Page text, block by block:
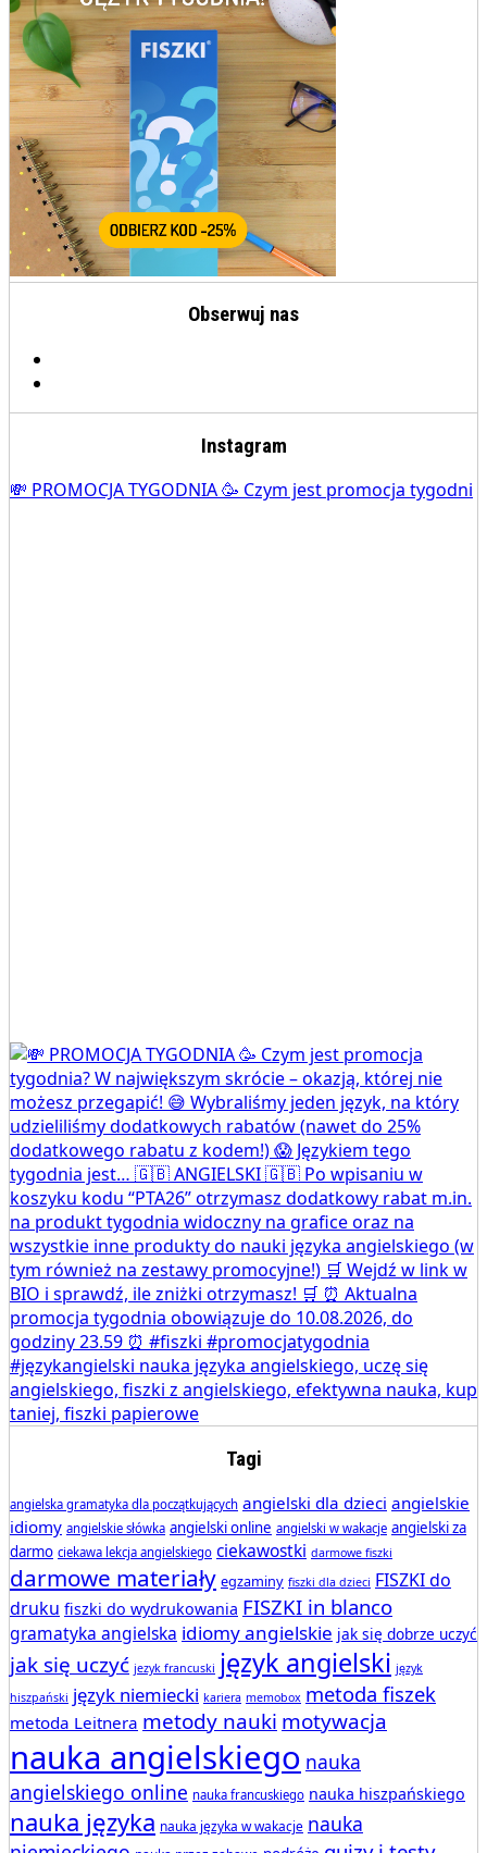
Obserwuj nas
Instagram
💸 PROMOCJA TYGODNIA 🥳 Czym jest promocja tygodni
Tagi
angielska gramatyka dla początkujących angielski dla dzieci angielskie
idiomy angielskie słówka angielski online angielski w wakacje angielski za
darmo ciekawa lekcja angielskiego ciekawostki darmowe fiszki
darmowe materiały egzaminy fiszki dla dzieci FISZKI do
druku fiszki do wydrukowania FISZKI in blanco
gramatyka angielska idiomy angielskie jak się dobrze uczyć
jak się uczyć jezyk francuski język angielski język
hiszpański język niemiecki kariera memobox metoda fiszek
metoda Leitnera metody nauki motywacja
nauka angielskiego nauka
angielskiego online nauka francuskiego nauka hiszpańskiego
nauka języka nauka języka w wakacje nauka